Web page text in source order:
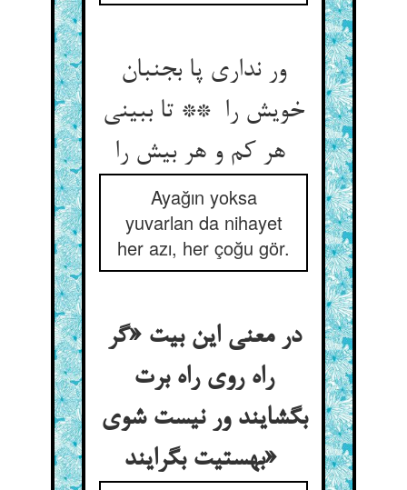
ور نداری پا بجنبان
خویش را ** تا ببینی
Ayağın yoksa
yuvarlan da nihayet
her azı, her çoğu gör.
در معنی این بیت «گر
راه روی راه برت
بگشایند ور نیست شوی
بهستیت بگرایند»